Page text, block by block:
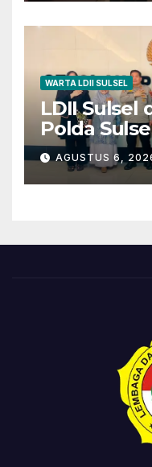
WARTA LDII SULSEL
LDII Sulsel
Polda
Bakti
ke-81
AGUSTUS 6,